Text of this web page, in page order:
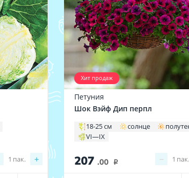
+
1 пак.
Хит продаж
Петуния
Шок Вэйф Дип перпл
18-25 см солнце
VI—IX
207 .00 i − 1 пак.